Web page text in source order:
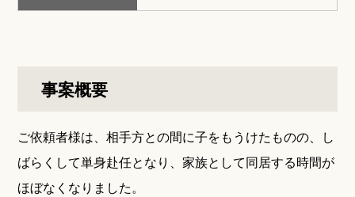
事案概要
ご依頼者様は、相手方との間に子をもうけたものの、し
ばらくして単身赴任となり、家族として同居する時間が
ほぼなくなりました。